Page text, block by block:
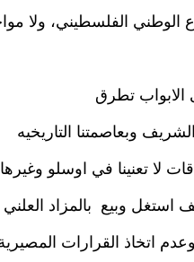
الابواب تطرق
وبعاصمتنا التاريخيه
لا تعنينا في اوسلو وغيرها